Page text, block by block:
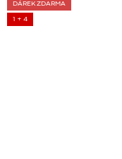
DÁREK ZDARMA
1 + 4